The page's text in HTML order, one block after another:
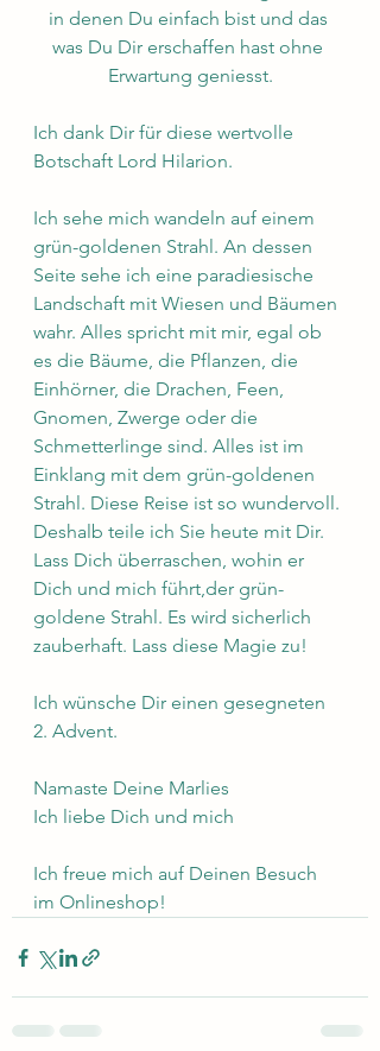
in denen Du einfach bist und das
was Du Dir erschaffen hast ohne
Erwartung geniesst.
Ich dank Dir für diese wertvolle
Botschaft Lord Hilarion.
Ich sehe mich wandeln auf einem
grün-goldenen Strahl. An dessen
Seite sehe ich eine paradiesische
Landschaft mit Wiesen und Bäumen
wahr. Alles spricht mit mir, egal ob
es die Bäume, die Pflanzen, die
Einhörner, die Drachen, Feen,
Gnomen, Zwerge oder die
Schmetterlinge sind. Alles ist im
Einklang mit dem grün-goldenen
Strahl. Diese Reise ist so wundervoll.
Deshalb teile ich Sie heute mit Dir.
Lass Dich überraschen, wohin er
Dich und mich führt,der grün-
goldene Strahl. Es wird sicherlich
zauberhaft. Lass diese Magie zu!
Ich wünsche Dir einen gesegneten
2. Advent.
Namaste Deine Marlies
Ich liebe Dich und mich
Ich freue mich auf Deinen Besuch
im Onlineshop!